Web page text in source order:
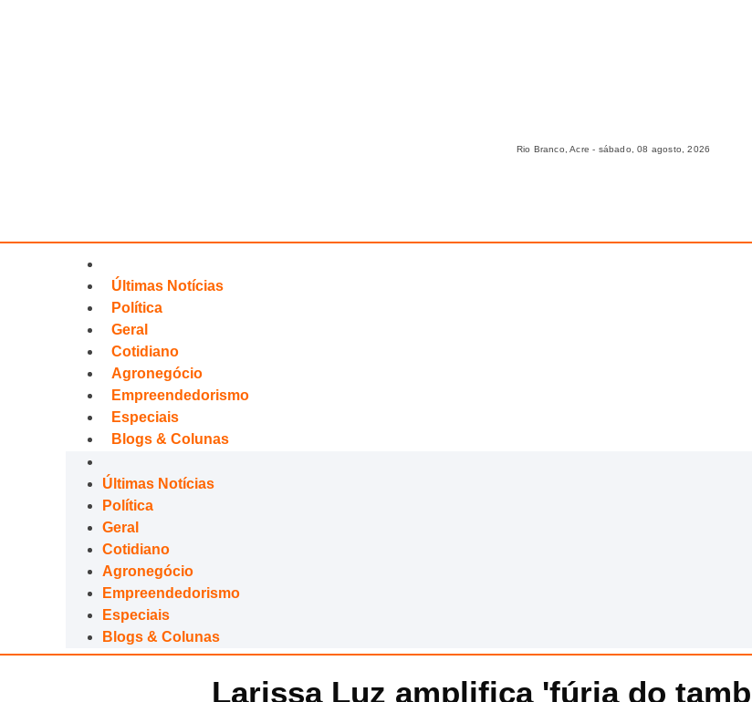
Rio Branco, Acre - sábado, 08 agosto, 2026
Últimas Notícias
Política
Geral
Cotidiano
Agronegócio
Empreendedorismo
Especiais
Blogs & Colunas
Últimas Notícias
Política
Geral
Cotidiano
Agronegócio
Empreendedorismo
Especiais
Blogs & Colunas
Larissa Luz amplifica 'fúria do